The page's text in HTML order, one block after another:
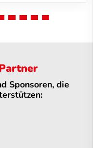
Sponsoren, die